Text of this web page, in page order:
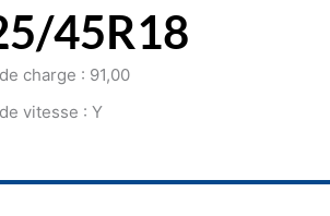
45R18
charge : 91,00
vitesse : Y